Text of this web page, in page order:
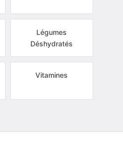
Légumes
Déshydratés
Vitamines